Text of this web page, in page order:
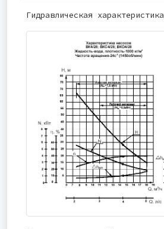
Гидравлическая характеристика